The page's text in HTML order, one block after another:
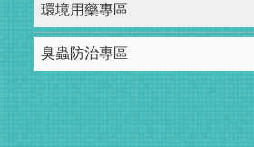
環境用藥專區
臭蟲防治專區